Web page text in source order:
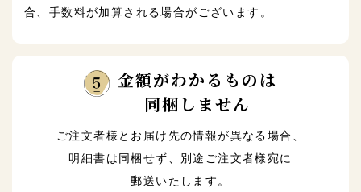
合、手数料が加算される場合がございます。
金額がわかるものは
同梱しません
ご注文者様とお届け先の情報が異なる場合、
明細書は同梱せず、別途ご注文者様宛に
郵送いたします。